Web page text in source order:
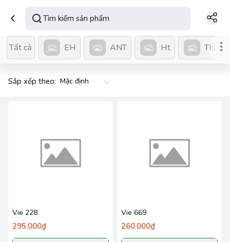
Tất cả EH ANT Ht Thuốc
Sắp xếp theo:
Vie 228
295.000₫
Vie 669
260.000₫